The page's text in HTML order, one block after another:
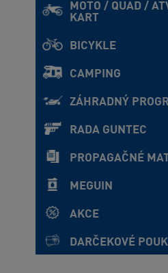
MOTO / QUAD /
KART
BICYKLE
CAMPING
ZÁHRADNÝ
RADA GUNTEC
PROPAGAČNÉ
MEGUIN
AKCE
DARČEKOVÉ